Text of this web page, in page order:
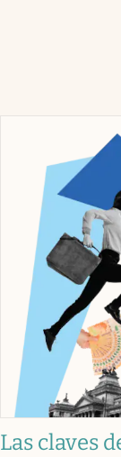
Las claves